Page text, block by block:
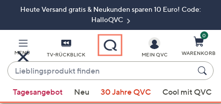
ZumHeute Versand gratis & Neukunden sparen 10 Euro! Code:
HalloQVC
MENÜ TV-RÜCKBLICK
Lieblingsprodukt
finden
Vorschläge
MEIN QVC
0
WARENKORB
Tagesangebot Neu 30 Jahre QVC Cool mit QVC